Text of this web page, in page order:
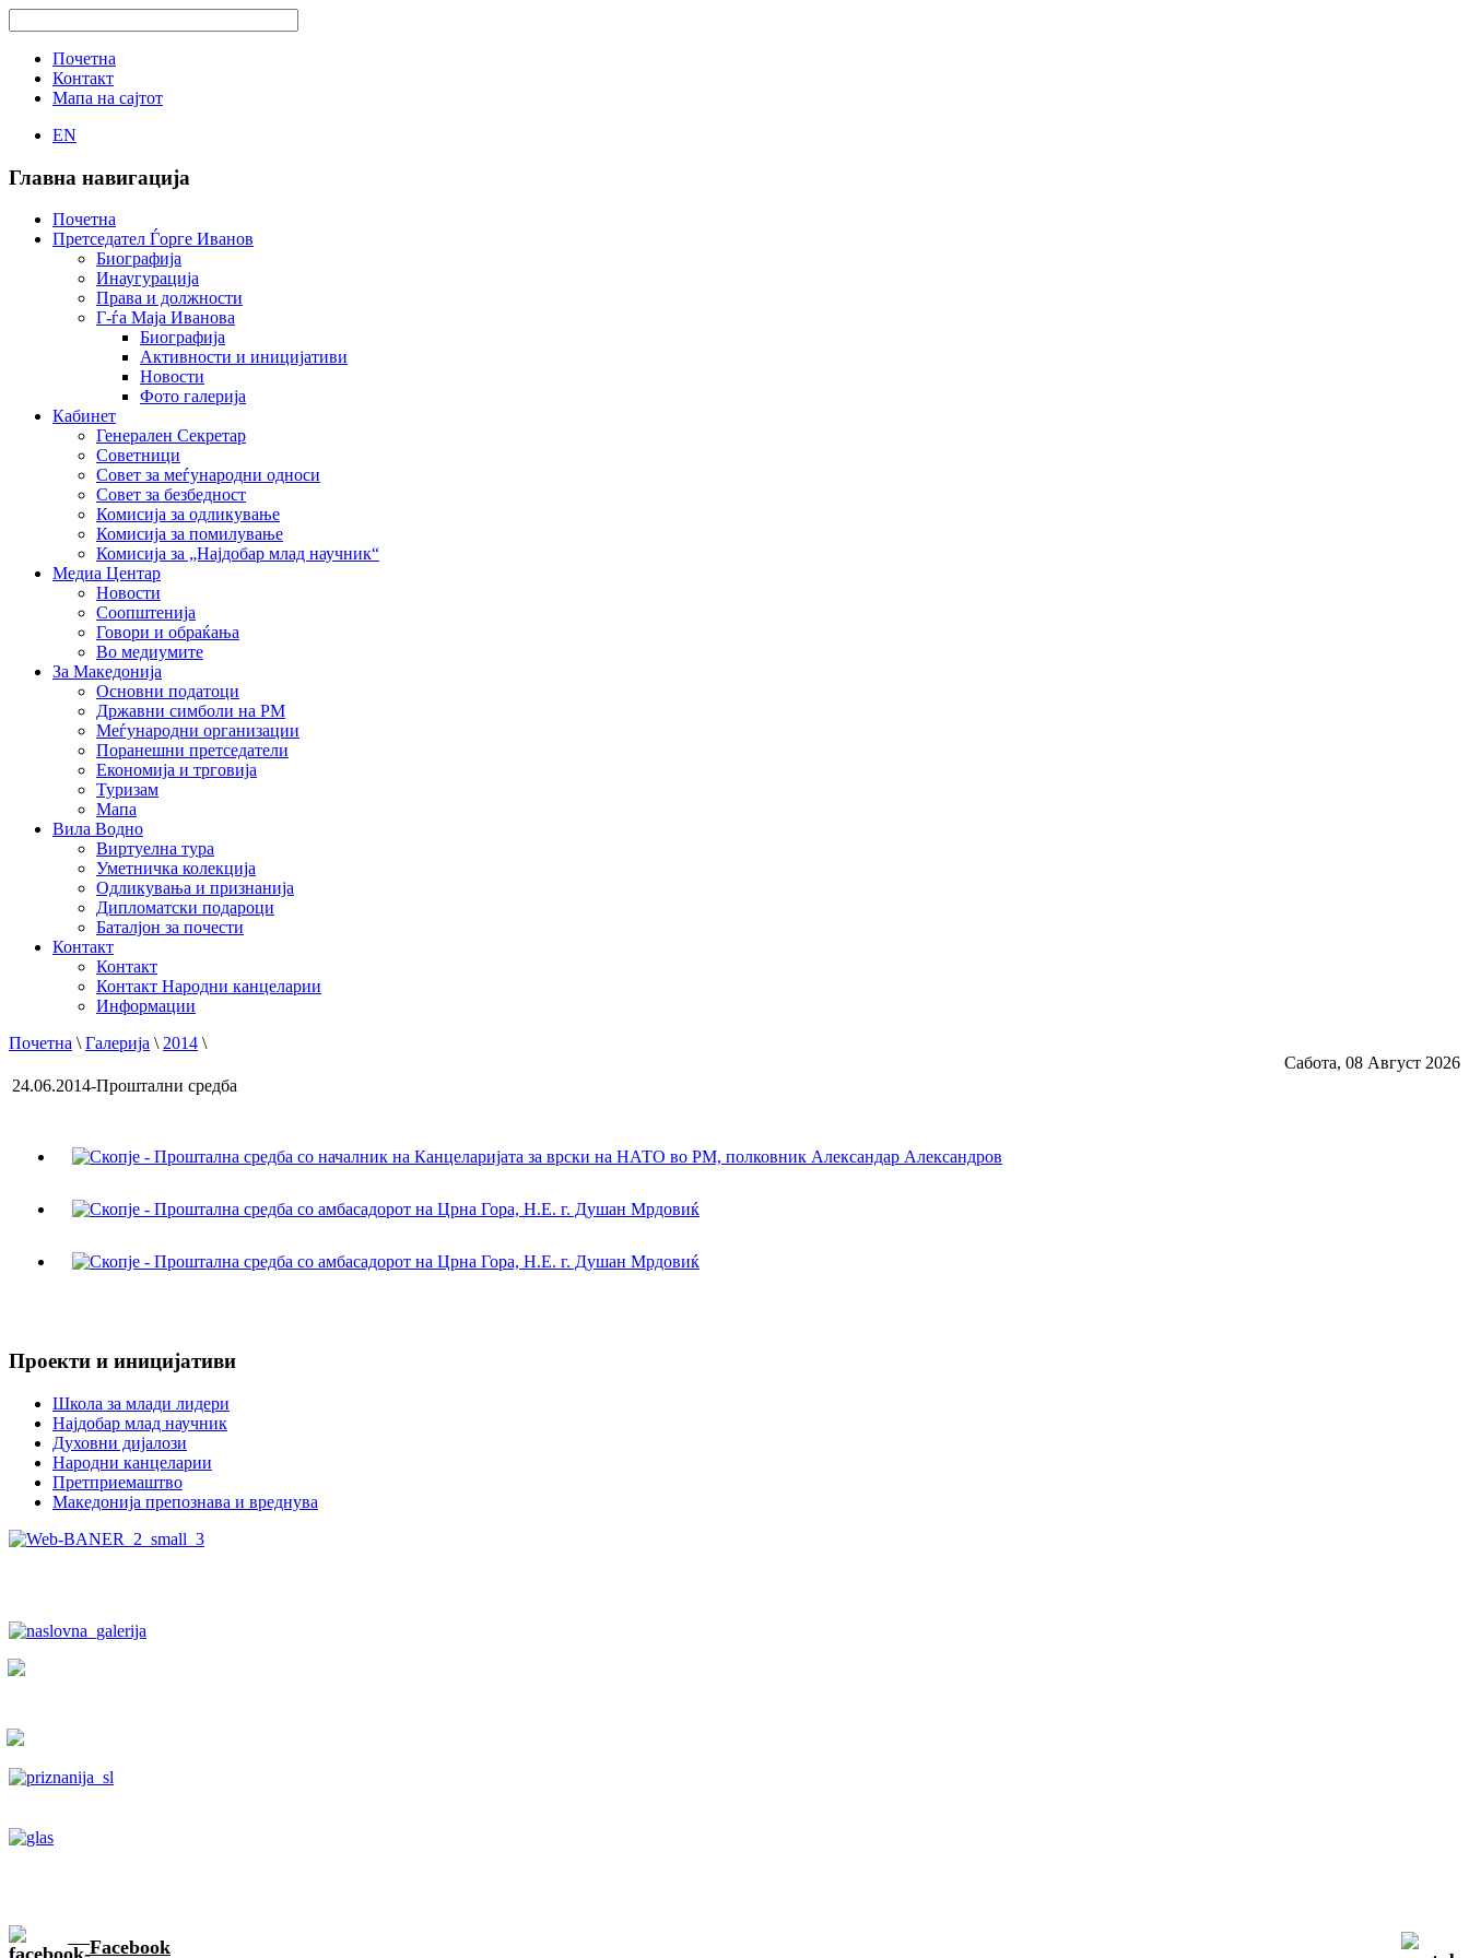
Почетна
Контакт
Мапа на сајтот
EN
Главна навигација
Почетна
Претседател Ѓорге Иванов
Биографија
Инаугурација
Права и должности
Г-ѓа Маја Иванова
Биографија
Активности и иницијативи
Новости
Фото галерија
Кабинет
Генерален Секретар
Советници
Совет за меѓународни односи
Совет за безбедност
Комисија за одликување
Комисија за помилување
Комисија за „Најдобар млад научник“
Медиа Центар
Новости
Соопштенија
Говори и обраќања
Во медиумите
За Македонија
Основни податоци
Државни симболи на РМ
Меѓународни организации
Поранешни претседатели
Економија и трговија
Туризам
Мапа
Вила Водно
Виртуелна тура
Уметничка колекција
Одликувања и признанија
Дипломатски подароци
Баталјон за почести
Контакт
Контакт
Контакт Народни канцеларии
Информации
Почетна \Галерија \2014 \
Сабота, 08 Август 2026
24.06.2014-Проштални средба
Проекти и иницијативи
Школа за млади лидери
Најдобар млад научник
Духовни дијалози
Народни канцеларии
Претприемаштво
Македонија препознава и вреднува
Facebook